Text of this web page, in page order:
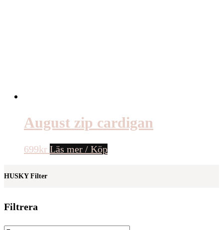
August zip cardigan
699kr Läs mer / Köp
HUSKY Filter
Filtrera